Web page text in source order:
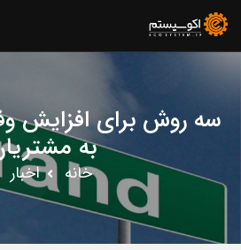
سه روش برای افزایش
به
خانه اخبار